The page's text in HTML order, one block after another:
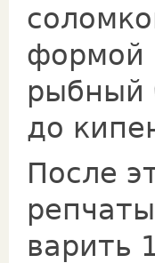
формой
рыбный
до
После
варить